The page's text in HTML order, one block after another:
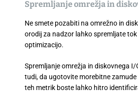
Spremljanje omrežja in
Ne smete pozabiti na omrežno in
orodij za nadzor lahko spremljate
optimizacijo.
Spremljanje omrežja in diskovnega
tudi, da ugotovite morebitne
teh metrik boste lahko hitro